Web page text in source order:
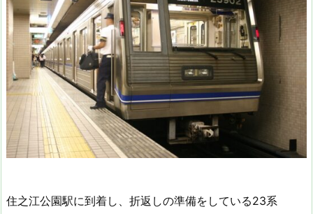
住之江公園駅に到着し、折返しの準備をしている23系